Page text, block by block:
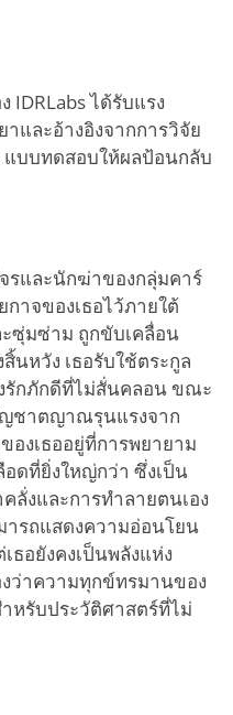
IDRLabs ได้รับแรง
และอ้างอิงจากการวิจัย
แบบทดสอบให้ผลป้อนกลับ
รและนักฆ่าของกลุ่มคาร์
าจของเธอไว้ภายใต้
ซุ่มซ่าม ถูกขับเคลื่อน
นหวัง เธอรับใช้ตระกูล
รักภักดีที่ไม่สั่นคลอน ขณะ
ชาตญาณรุนแรงจาก
องเธออยู่ที่การพยายาม
ดที่ยิ่งใหญ่กว่า ซึ่งเป็น
ลั่งและการทำลายตนเอง
ารถแสดงความอ่อนโยน
ธอยังคงเป็นพลังแห่ง
ว่าความทุกข์ทรมานของ
หรับประวัติศาสตร์ที่ไม่